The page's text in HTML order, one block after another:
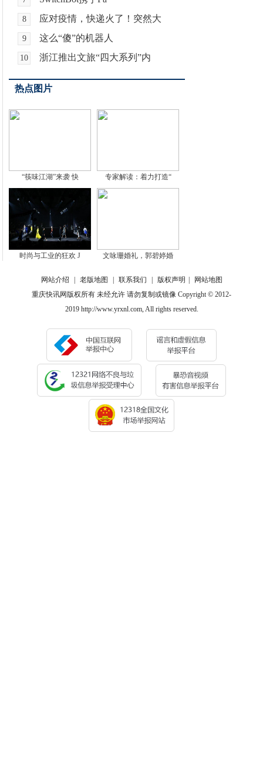
8 应对疫情，快递火了！突然大
9 这么“傻”的机器人
10 浙江推出文旅“四大系列”内
热点图片
“筷味江湖”来袭 快 专家解读：着力打造“
时尚与工业的狂欢 J 文咏珊婚礼，郭碧婷婚
网站介绍 老版地图 联系我们 版权声明
网站地图
重庆快讯网版权所有 未经允许 请勿复制或镜像 Copyright © 2012-
2019 http://www.yrxnl.com, All rights reserved.